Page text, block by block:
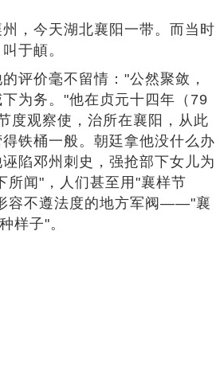
，今天湖北襄阳一带。而当时
于頔。
评价毫不留情："公然聚敛，
为务。"他在贞元十四年（79
度观察使，治所在襄阳，从此
铁桶一般。朝廷拿他没什么办
陷邓州刺史，强抢部下女儿为
所闻"，人们甚至用"襄样节
容不遵法度的地方军阀——"襄
样子"。